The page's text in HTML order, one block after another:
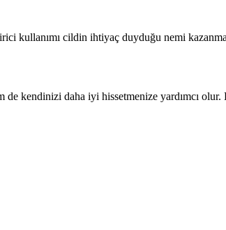
kullanımı cildin ihtiyaç duyduğu nemi
kendinizi daha iyi hissetmenize yardımcı